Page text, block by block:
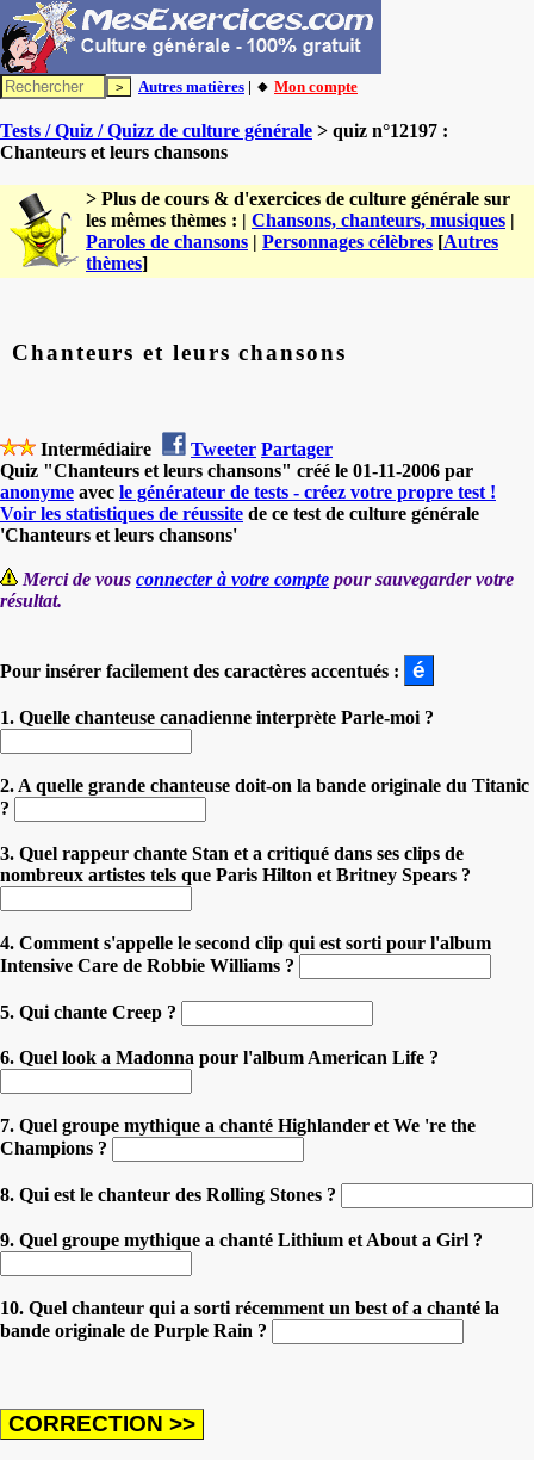
Autres matières | 🔸 Mon compte
Tests / Quiz / Quizz de culture générale > quiz n°12197 :
Chanteurs et leurs chansons
> Plus de cours & d'exercices de culture générale sur
les mêmes thèmes : | Chansons, chanteurs, musiques |
Paroles de chansons | Personnages célèbres [Autres
thèmes]
Chanteurs et leurs chansons
Intermédiaire Tweeter Partager
Quiz "Chanteurs et leurs chansons" créé le 01-11-2006 par
anonyme avec le générateur de tests - créez votre propre test !
Voir les statistiques de réussite de ce test de culture générale
'Chanteurs et leurs chansons'
Merci de vous connecter à votre compte pour sauvegarder votre
résultat.
Pour insérer facilement des caractères accentués :
1. Quelle chanteuse canadienne interprète Parle-moi ?
2. A quelle grande chanteuse doit-on la bande originale du Titanic
?
3. Quel rappeur chante Stan et a critiqué dans ses clips de
nombreux artistes tels que Paris Hilton et Britney Spears ?
4. Comment s'appelle le second clip qui est sorti pour l'album
Intensive Care de Robbie Williams ?
5. Qui chante Creep ?
6. Quel look a Madonna pour l'album American Life ?
7. Quel groupe mythique a chanté Highlander et We 're the
Champions ?
8. Qui est le chanteur des Rolling Stones ?
9. Quel groupe mythique a chanté Lithium et About a Girl ?
10. Quel chanteur qui a sorti récemment un best of a chanté la
bande originale de Purple Rain ?